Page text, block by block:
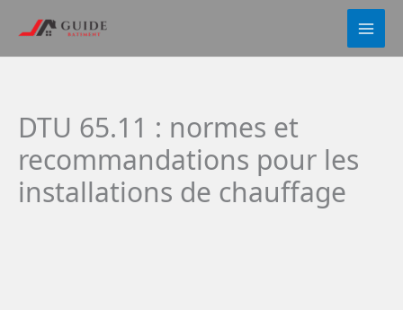
contenu
DTU 65.11 : normes et
recommandations pour les
installations de chauffage